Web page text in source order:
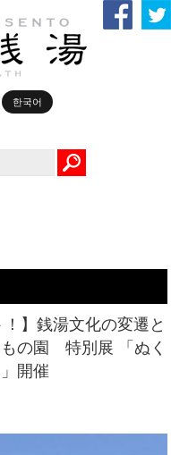
한국어
】銭湯文化の変遷と
の園 特別展 「ぬく
開催